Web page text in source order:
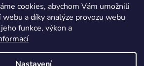
cookies, abychom Vám umožnili
a díky analýze provozu webu
funkce, výkon a